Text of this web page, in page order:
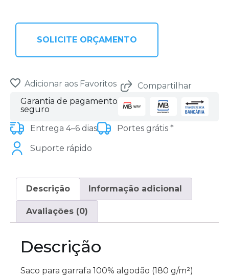
SOLICITE ORÇAMENTO
Adicionar aos Favoritos
Compartilhar
Garantia de pagamento
seguro
Entrega 4–6 dias
Portes grátis *
Suporte rápido
Descrição Informação adicional
Avaliações (0)
Descrição
Saco para garrafa 100% algodão (180 g/m²)